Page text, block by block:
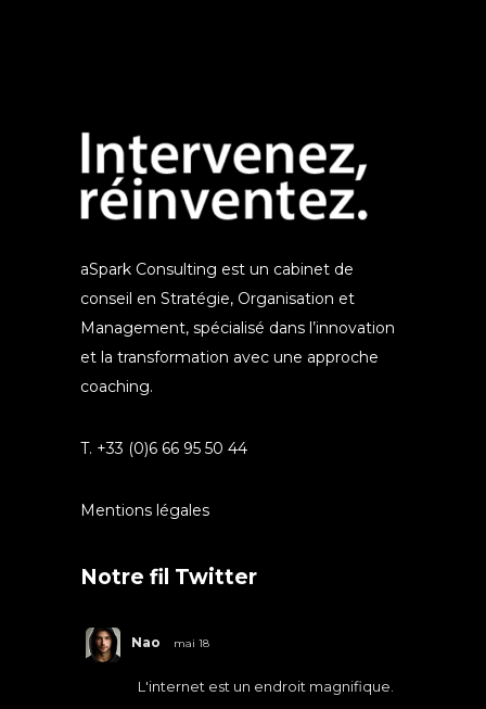
aSpark Consulting est un cabinet de
conseil en Stratégie, Organisation et
Management, spécialisé dans l’innovation
et la transformation avec une approche
coaching.
T. +33 (0)6 66 95 50 44
Mentions légales
Notre fil Twitter
Nao mai 18
L'internet est un endroit magnifique.